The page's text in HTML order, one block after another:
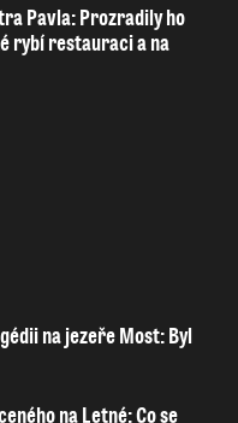
Pavla: Prozradily ho
rybí restauraci a na
na jezeře Most: Byl
na Letné: Co se